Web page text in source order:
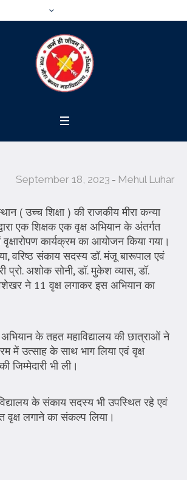
September 18, 2023 Mehul Luhar
( उच्च शिक्षा ) की राजकीय मीरा कन्या
एक शिक्षक एक वृक्ष अभियान के अंतर्गत
कार्यक्रम का आयोजन किया गया।
बया, वरिष्ठ संकाय सदस्य डॉ. मंजू बारूपाल एवं
प्रो. अशोक सोनी, डॉ. मुकेश व्यास, डॉ.
ने 11 वृक्ष लगाकर इस अभियान का
के तहत महाविद्यालय की छात्राओं ने
में उत्साह के साथ भाग लिया एवं वृक्ष
जिम्मेदारी भी ली।
के संकाय सदस्य भी उपस्थित रहे एवं
लगाने का संकल्प लिया।